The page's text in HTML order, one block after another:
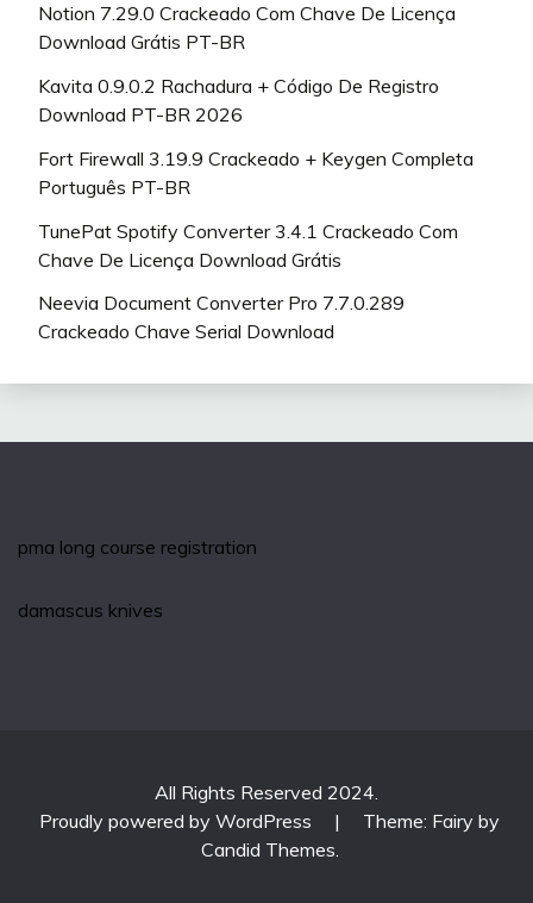
Notion 7.29.0 Crackeado Com Chave De Licença
Download Grátis PT-BR
Kavita 0.9.0.2 Rachadura + Código De Registro
Download PT-BR 2026
Fort Firewall 3.19.9 Crackeado + Keygen Completa
Português PT-BR
TunePat Spotify Converter 3.4.1 Crackeado Com
Chave De Licença Download Grátis
Neevia Document Converter Pro 7.7.0.289
Crackeado Chave Serial Download
pma long course registration
damascus knives
All Rights Reserved 2024.
Proudly powered by WordPress
|
Theme: Fairy by
Candid Themes.